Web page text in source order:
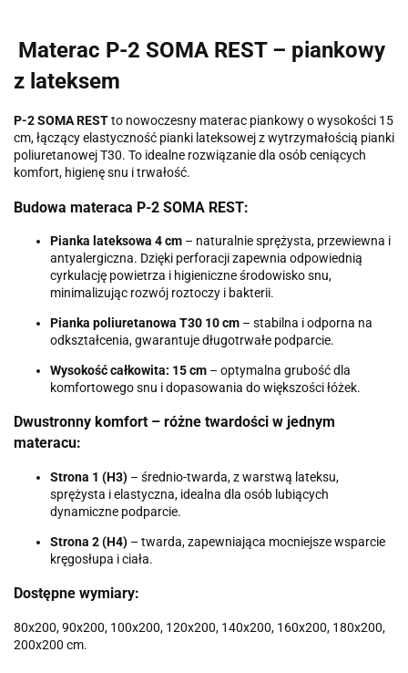
Materac P-2 SOMA REST – piankowy
z lateksem
P-2 SOMA RESTto nowoczesny materac piankowy o wysokości 15
cm, łączący elastyczność pianki lateksowej z wytrzymałością pianki
poliuretanowej T30. To idealne rozwiązanie dla osób ceniących
komfort, higienę snu i trwałość.
Budowa materaca P-2 SOMA REST:
Pianka lateksowa 4 cm – naturalnie sprężysta, przewiewna i
antyalergiczna. Dzięki perforacji zapewnia odpowiednią
cyrkulację powietrza i higieniczne środowisko snu,
minimalizując rozwój roztoczy i bakterii.
Pianka poliuretanowa T30 10 cm – stabilna i odporna na
odkształcenia, gwarantuje długotrwałe podparcie.
Wysokość całkowita: 15 cm – optymalna grubość dla
komfortowego snu i dopasowania do większości łóżek.
Dwustronny komfort – różne twardości w jednym
materacu:
Strona 1 (H3) – średnio-twarda, z warstwą lateksu,
sprężysta i elastyczna, idealna dla osób lubiących
dynamiczne podparcie.
Strona 2 (H4) – twarda, zapewniająca mocniejsze wsparcie
kręgosłupa i ciała.
Dostępne wymiary:
80x200, 90x200, 100x200, 120x200, 140x200, 160x200, 180x200,
200x200 cm.